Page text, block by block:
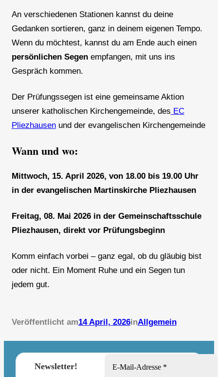
An verschiedenen Stationen kannst du deine
Gedanken sortieren, ganz in deinem eigenen Tempo.
Wenn du möchtest, kannst du am Ende auch einen
persönlichen Segenempfangen, mit uns ins
Gespräch kommen.
Der Prüfungssegen ist eine gemeinsame Aktion
unserer katholischen Kirchengemeinde, des EC
Pliezhausenund der evangelischen Kirchengemeinde
Wann und wo:
Mittwoch, 15. April 2026, von 18.00 bis 19.00 Uhr
in der evangelischen Martinskirche Pliezhausen
Freitag, 08. Mai 2026 in der Gemeinschaftsschule
Pliezhausen, direkt vor Prüfungsbeginn
Komm einfach vorbei – ganz egal, ob du gläubig bist
oder nicht. Ein Moment Ruhe und ein Segen tun
jedem gut.
Veröffentlicht am14 April, 2026inAllgemein
Newsletter!